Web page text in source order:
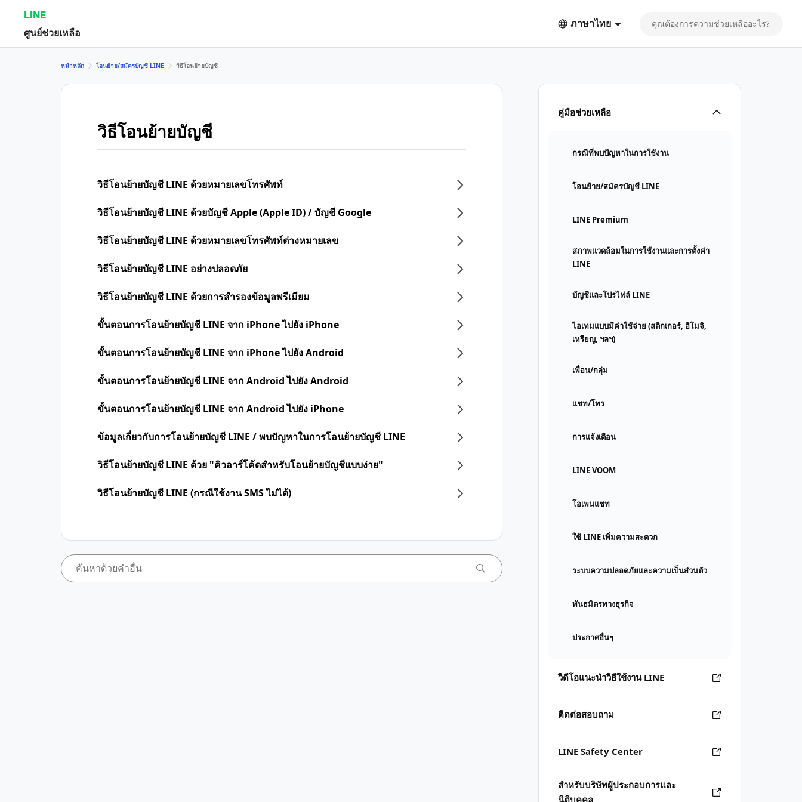
LINE
ศูนย์ช่วยเหลือ
ภาษาไทย
คู่มือช่วยเหลือ
กรณีที่พบปัญหาในการใช้งาน
โอนย้าย/สมัครบัญชี LINE
LINE Premium
สภาพแวดล้อมในการใช้งานและการตั้งค่า
LINE
บัญชีและโปรไฟล์ LINE
ไอเทมแบบมีค่าใช้จ่าย (สติกเกอร์, อิโมจิ,
เหรียญ, ฯลฯ)
เพื่อน/กลุ่ม
แชท/โทร
การแจ้งเตือน
LINE VOOM
โอเพนแชท
ใช้ LINE เพิ่มความสะดวก
ระบบความปลอดภัยและความเป็นส่วนตัว
พันธมิตรทางธุรกิจ
ประกาศอื่นๆ
วิดีโอแนะนำวิธีใช้งาน LINE
ติดต่อสอบถาม
LINE Safety Center
สำหรับบริษัทผู้ประกอบการและ
นิติบุคคล
หน้าหลัก โอนย้าย/สมัครบัญชี LINE วิธีโอนย้ายบัญชี
วิธีโอนย้ายบัญชี
วิธีโอนย้ายบัญชี LINE ด้วยหมายเลขโทรศัพท์
วิธีโอนย้ายบัญชี LINE ด้วยบัญชี Apple (Apple ID) / บัญชี Google
วิธีโอนย้ายบัญชี LINE ด้วยหมายเลขโทรศัพท์ต่างหมายเลข
วิธีโอนย้ายบัญชี LINE อย่างปลอดภัย
วิธีโอนย้ายบัญชี LINE ด้วยการสำรองข้อมูลพรีเมียม
ขั้นตอนการโอนย้ายบัญชี LINE จาก iPhone ไปยัง iPhone
ขั้นตอนการโอนย้ายบัญชี LINE จาก iPhone ไปยัง Android
ขั้นตอนการโอนย้ายบัญชี LINE จาก Android ไปยัง Android
ขั้นตอนการโอนย้ายบัญชี LINE จาก Android ไปยัง iPhone
ข้อมูลเกี่ยวกับการโอนย้ายบัญชี LINE / พบปัญหาในการโอนย้ายบัญชี LINE
วิธีโอนย้ายบัญชี LINE ด้วย "คิวอาร์โค้ดสำหรับโอนย้ายบัญชีแบบง่าย"
วิธีโอนย้ายบัญชี LINE (กรณีใช้งาน SMS ไม่ได้)